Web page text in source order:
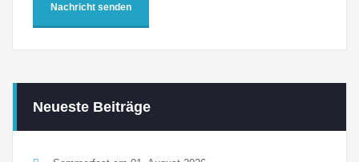
Neueste Beiträge